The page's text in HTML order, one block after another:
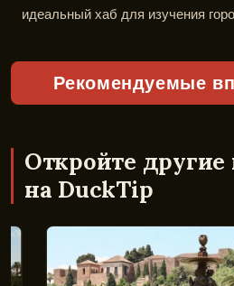
идеальный хаб для изучения
Рекомендуемые
Откройте
на DuckTip